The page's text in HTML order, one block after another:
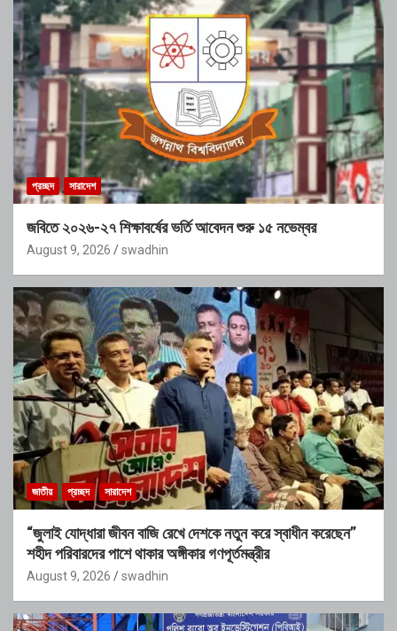
প্রচ্ছদ সারাদেশ
জবিতে ২০২৬-২৭ শিক্ষাবর্ষের ভর্তি আবেদন শুরু ১৫ নভেম্বর
August 9, 2026 swadhin
জাতীয় প্রচ্ছদ সারাদেশ
“জুলাই যোদ্ধারা জীবন বাজি রেখে দেশকে নতুন করে স্বাধীন করেছেন”
শহীদ পরিবারদের পাশে থাকার অঙ্গীকার গণপূর্তমন্ত্রীর
August 9, 2026 swadhin